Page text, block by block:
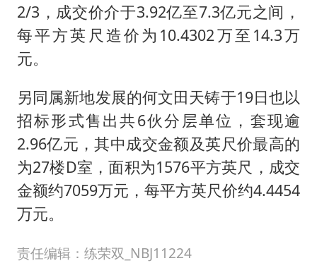
2/3，成交价介于3.92亿至7.3亿元之间，
每平方英尺造价为10.4302万至14.3万
元。
另同属新地发展的何文田天铸于19日也以
招标形式售出共6伙分层单位，套现逾
2.96亿元，其中成交金额及英尺价最高的
为27楼D室，面积为1576平方英尺，成交
金额约7059万元，每平方英尺价约4.4454
万元。
责任编辑：练荣双_NBJ11224